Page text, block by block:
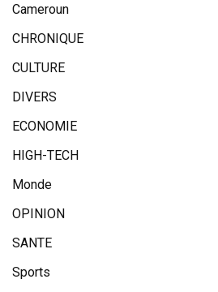
Cameroun
CHRONIQUE
CULTURE
DIVERS
ECONOMIE
HIGH-TECH
Monde
OPINION
SANTE
Sports